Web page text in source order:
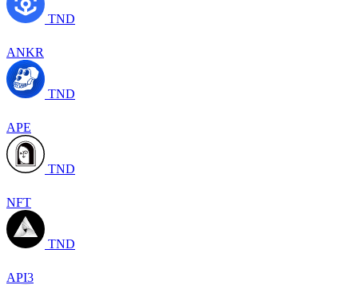
TND
ANKR
TND
APE
TND
NFT
TND
API3